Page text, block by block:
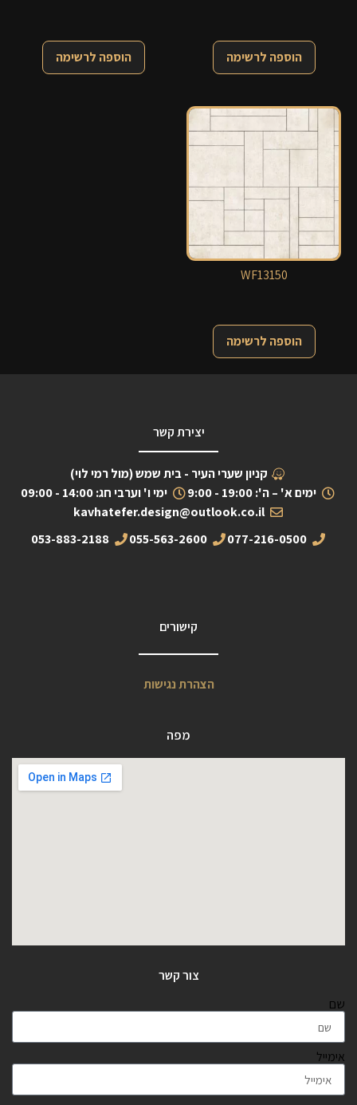
הוספה לרשימה הוספה לרשימה
WF13150
הוספה לרשימה
יצירת קשר
קניון שערי העיר - בית שמש (מול רמי לוי)
ימים א' – ה': 19:00 - 9:00
ימי ו' וערבי חג: 14:00 - 09:00
kavhatefer.design@outlook.co.il
077-216-0500
055-563-2600
053-883-2188
קישורים
הצהרת נגישות
מפה
צור קשר
שם
אימייל